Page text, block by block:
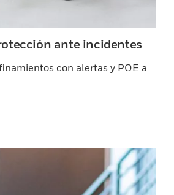
ante incidentes
con alertas y POE a